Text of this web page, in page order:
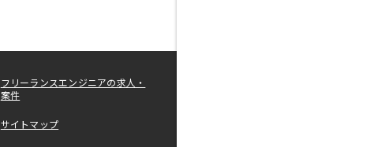
フリーランスエンジニアの求人・
案件
サイトマップ